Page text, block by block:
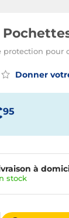
protection pour
Donner
95
à
stock